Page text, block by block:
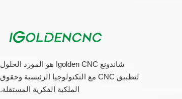
شاندونغ Igolden CNC هو المورد الحلول
لتطبيق CNC مع التكنولوجيا الرئيسية وحقوق
الملكية الفكرية المستقلة.